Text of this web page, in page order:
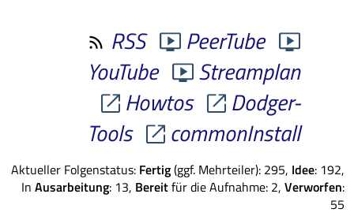
RSS
PeerTube
YouTube
Streamplan
Howtos
Dodger-
Tools
commonInstall
Aktueller Folgenstatus: Fertig(ggf. Mehrteiler): 295, Idee: 192,
In Ausarbeitung: 13, Bereitfür die Aufnahme: 2, Verworfen:
55